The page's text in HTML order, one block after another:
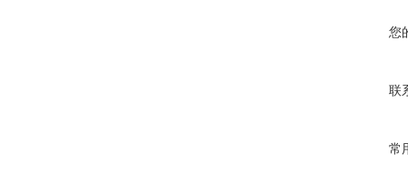
您
联
常